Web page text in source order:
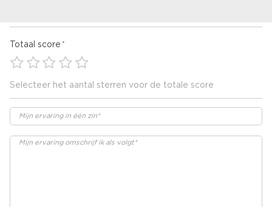
Totaal score
Selecteer het aantal sterren voor de totale score